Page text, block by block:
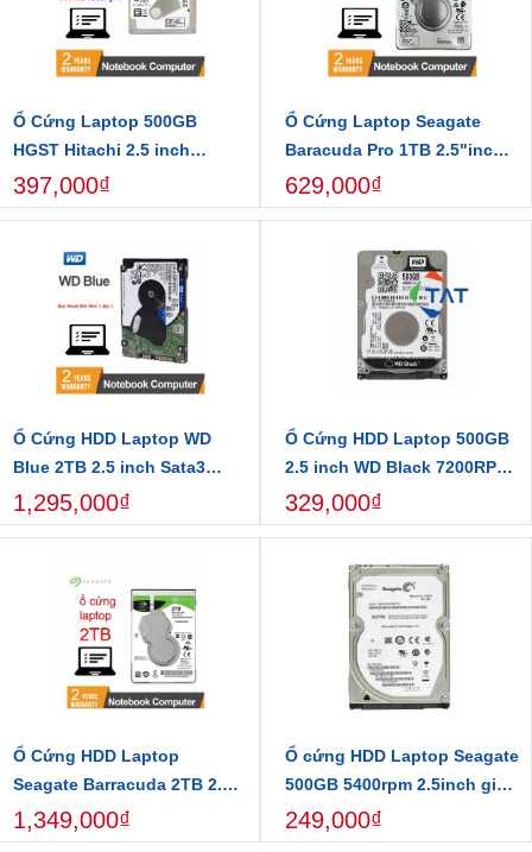
Ổ Cứng Laptop 500GB
HGST Hitachi 2.5 inch
7200RPM Chính Hãng
397,000₫
Ổ Cứng Laptop Seagate
Baracuda Pro 1TB 2.5"inch
7200Rpm 128MB Cache
ST1000LM049
629,000₫
Ổ Cứng HDD Laptop WD
Blue 2TB 2.5 inch Sata3
6Gb/s Mới Chính Hãng
1,295,000₫
Ổ Cứng HDD Laptop 500GB
2.5 inch WD Black 7200RPM
SATA3 6Gbs Chính hãng -
Bảo hành 24 tháng
329,000₫
Ổ Cứng HDD Laptop
Seagate Barracuda 2TB 2.5
inch SATA3 6Gb/s Chính
Hãng
1,349,000₫
Ổ cứng HDD Laptop Seagate
500GB 5400rpm 2.5inch giá
rẻ nhất
249,000₫